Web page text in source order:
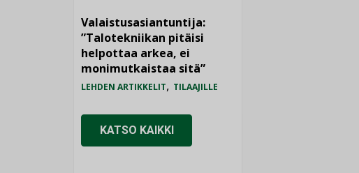
Valaistusasiantuntija:
”Talotekniikan pitäisi
helpottaa arkea, ei
monimutkaistaa sitä”
LEHDEN ARTIKKELIT, TILAAJILLE
KATSO KAIKKI